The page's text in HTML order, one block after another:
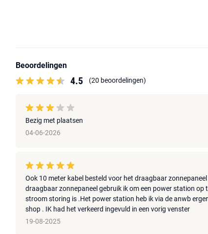
Beoordelingen
4.5 (20 beoordelingen)
Bezig met plaatsen
04-06-2026
Ook 10 meter kabel besteld voor het draagbaar
draagbaar zonnepaneel gebruik ik om een power station op
stroom storing is .Het power station heb ik via de anwb
shop . IK had het verkeerd ingevuld in een vorig venster
19-08-2025